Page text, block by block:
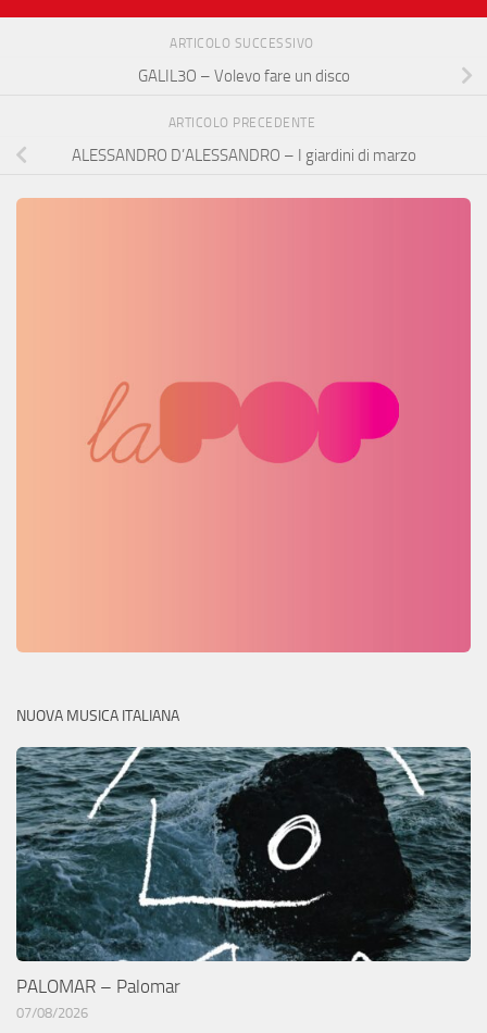
ARTICOLO SUCCESSIVO
GALIL3O – Volevo fare un disco
ARTICOLO PRECEDENTE
ALESSANDRO D’ALESSANDRO – I giardini di marzo
NUOVA MUSICA ITALIANA
PALOMAR – Palomar
07/08/2026